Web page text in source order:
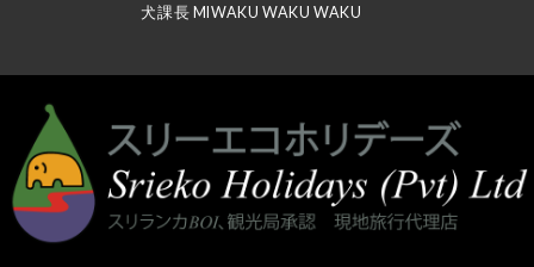
犬課長 MIWAKU WAKU WAKU